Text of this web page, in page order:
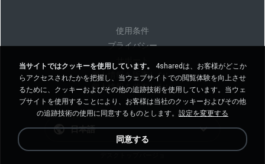
使用条件
プライバシー
個人情報を販売しない
個人情報を共有しない
日本語
当サイトではクッキーを使用しています。
4sharedは、お客様がどこか
らアクセスされたかを把握し、当ウェブサイトでの閲覧体験を向上させ
るために、クッキーおよびその他の追跡技術を使用しています。当ウェ
ブサイトを使用することにより、お客様は当社のクッキーおよびその他
の追跡技術の使用に同意するものとします。 設定を変更する
同意する